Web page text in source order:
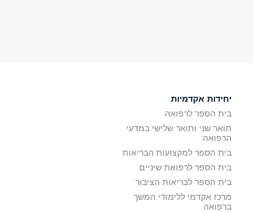
יחידות אקדמיות
בית הספר לרפואה
תואר שני ותואר שלישי במדעי
הרפואה
בית הספר למקצועות הבריאות
בית הספר לרפואת שיניים
בית הספר לבריאות הציבור
מרכז אקדמי ללימודי המשך
ברפואה